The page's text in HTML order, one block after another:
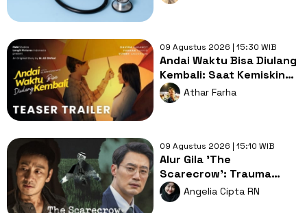
09 Agustus 2026 | 15:30 WIB
Andai Waktu Bisa Diulang
Kembali: Saat Kemiskinan
Merampas Kebebasan
Cinta
Athar Farha
09 Agustus 2026 | 15:10 WIB
Alur Gila 'The
Scarecrow': Trauma
Lama, Pembunuh
Berantai dan Misteri
Angelia Cipta RN